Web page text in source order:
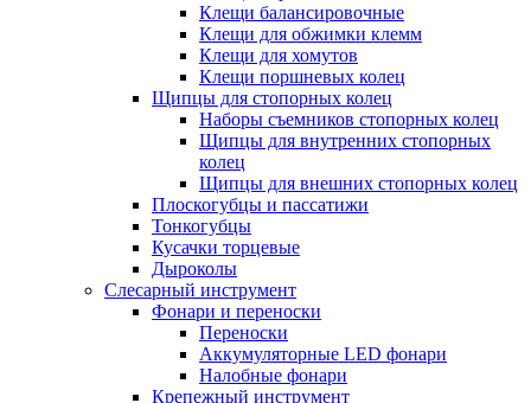
Клещи балансировочные
Клещи для обжимки клемм
Клещи для хомутов
Клещи поршневых колец
Щипцы для стопорных колец
Наборы съемников стопорных колец
Щипцы для внутренних стопорных
колец
Щипцы для внешних стопорных колец
Плоскогубцы и пассатижи
Тонкогубцы
Кусачки торцевые
Дыроколы
Слесарный инструмент
Фонари и переноски
Переноски
Аккумуляторные LED фонари
Налобные фонари
Крепежный инструмент